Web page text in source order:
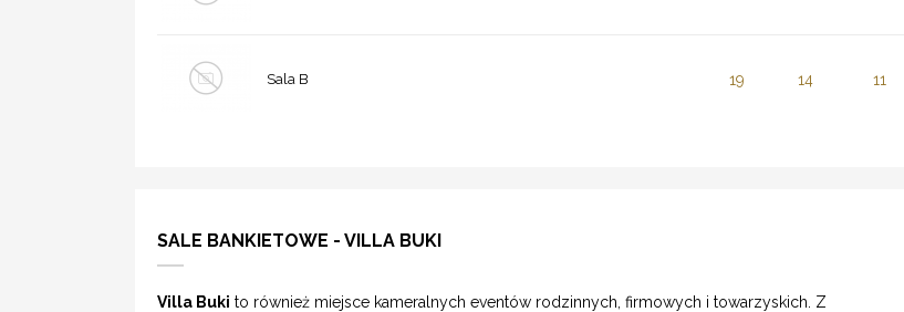
Sala B 19 14 11
SALE BANKIETOWE - VILLA BUKI
Villa Buki to również miejsce kameralnych eventów rodzinnych, firmowych i towarzyskich. Z